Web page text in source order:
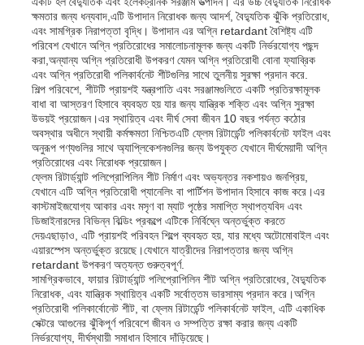
ক্ষমতার জন্য ধন্যবাদ,এটি উপাদান নিরোধক জন্য আদর্শ, বৈদ্যুতিক ঝুঁকি প্রতিরোধ,
এবং সামগ্রিক নিরাপত্তা বৃদ্ধি। উপাদান এর অগ্নি retardant বৈশিষ্ট্য এটি
পরিবেশ যেখানে অগ্নি প্রতিরোধের সমালোচনামূলক জন্য একটি নির্ভরযোগ্য পছন্দ
করা,অন্যান্য অগ্নি প্রতিরোধী উপকরণ যেমন অগ্নি প্রতিরোধী বোনা ফ্যাব্রিক
এবং অগ্নি প্রতিরোধী পলিকার্বনেট শীটগুলির সাথে তুলনীয় সুরক্ষা প্রদান করে.
শিল্প পরিবেশে, শীটটি প্রায়শই যন্ত্রপাতি এবং সরঞ্জামগুলিতে একটি প্রতিরক্ষামূলক
বাধা বা আস্তরণ হিসাবে ব্যবহৃত হয় যার জন্য যান্ত্রিক শক্তি এবং অগ্নি সুরক্ষা
উভয়ই প্রয়োজন।এর স্থায়িত্ব এবং দীর্ঘ সেবা জীবন 10 বছর পর্যন্ত কঠোর
অবস্থার অধীনে স্থায়ী কর্মক্ষমতা নিশ্চিতএটি ফ্লেম রিটার্ডেন্ট পলিকার্বনেট ফাইল এবং
অনুরূপ পণ্যগুলির সাথে অ্যাপ্লিকেশনগুলির জন্য উপযুক্ত যেখানে দীর্ঘমেয়াদী অগ্নি
প্রতিরোধের এবং নিরোধক প্রয়োজন।
ফ্লেম রিটার্ড্যান্ট পলিপ্রোপিলিন শীট নির্মাণ এবং অভ্যন্তর নকশায়ও জনপ্রিয়,
যেখানে এটি অগ্নি প্রতিরোধী প্যানেলিং বা পার্টিশন উপাদান হিসাবে কাজ করে।এর
কাস্টমাইজযোগ্য আকার এবং মসৃণ বা ম্যাট পৃষ্ঠের সমাপ্তি স্থাপত্যবিদ এবং
ডিজাইনারদের বিভিন্ন বিল্ডিং প্রকল্পে এটিকে নির্বিঘ্নে অন্তর্ভুক্ত করতে
দেয়এছাড়াও, এটি প্রায়শই পরিবহন শিল্পে ব্যবহৃত হয়, যার মধ্যে অটোমোবাইল এবং
এয়ারস্পেস অন্তর্ভুক্ত রয়েছে।যেখানে যাত্রীদের নিরাপত্তার জন্য অগ্নি
retardant উপকরণ অত্যন্ত গুরুত্বপূর্ণ.
সামগ্রিকভাবে, ফায়ার রিটার্ড্যান্ট পলিপ্রোপিলিন শীট অগ্নি প্রতিরোধের, বৈদ্যুতিক
নিরোধক, এবং যান্ত্রিক স্থায়িত্ব একটি সর্বোত্তম ভারসাম্য প্রদান করে।অগ্নি
প্রতিরোধী পলিকার্বোনেট শীট, বা ফ্লেম রিটার্ডেন্ট পলিকার্বনেট ফাইল, এটি একাধিক
সেক্টরে আগুনের ঝুঁকিপূর্ণ পরিবেশে জীবন ও সম্পত্তি রক্ষা করার জন্য একটি
নির্ভরযোগ্য, দীর্ঘস্থায়ী সমাধান হিসাবে দাঁড়িয়েছে।